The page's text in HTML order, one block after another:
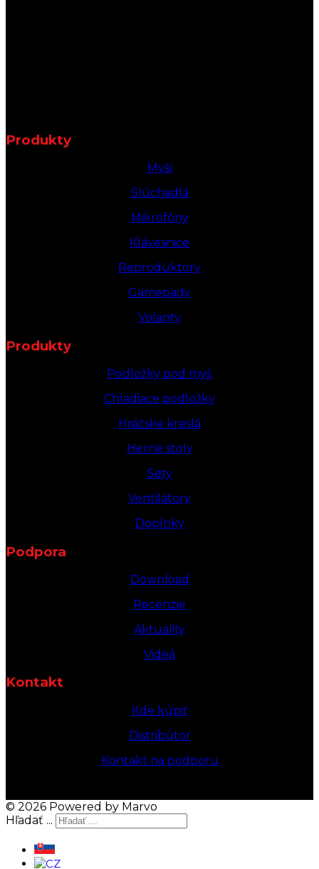
Produkty
Myši
Slúchadlá
Mikrofóny
Klávesnice
Reproduktory
Gamepady
Volanty
Produkty
Podložky pod myš
Chladiace podložky
Hráčske kreslá
Herné stoly
Sety
Ventilátory
Doplnky
Podpora
Download
Recenzie
Aktuality
Videá
Kontakt
Kde kúpiť
Distribútor
Kontakt na podporu
© 2026 Powered by Marvo
Hľadať ...